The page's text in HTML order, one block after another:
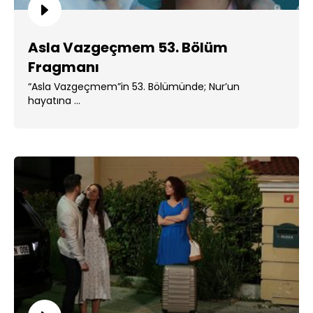
Asla Vazgeçmem 53. Bölüm
Fragmanı
“Asla Vazgeçmem”in 53. Bölümünde; Nur’un
hayatına ...